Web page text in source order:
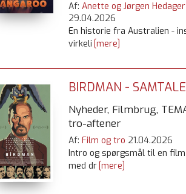
Af: Anette og Jørgen
29.04.2026
En historie fra Australien -
virkeli [mere]
BIRDMAN -
Nyheder, Filmbrug,
tro-aftener
Af: Film og tro 21.04.2026
Intro og spørgsmål til en
med dr[mere]